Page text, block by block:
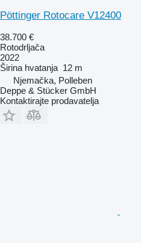
Pöttinger Rotocare V12400
38.700 €
Rotodrljača
2022
Širina hvatanja 12 m
Njemačka, Polleben
Deppe & Stücker GmbH
Kontaktirajte prodavatelja